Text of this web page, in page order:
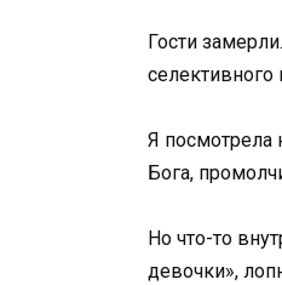
Гости
Я посмотрела
Бога,
Но что-то
девочки»,